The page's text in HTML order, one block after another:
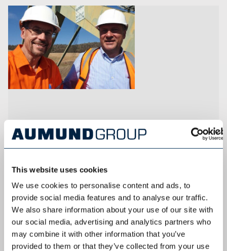
This website uses cookies
We use cookies to personalise content and ads, to
provide social media features and to analyse our traffic.
We also share information about your use of our site with
our social media, advertising and analytics partners who
may combine it with other information that you’ve
provided to them or that they’ve collected from your use
SCHADE LAGERTECHNIK
Giganten aus Stahl
SCHADE Inspektion im australischen Kohlerevier
Ein Absetzer, zwei Portalkratzer und ein Kreislager
ragen aus dem 3,800 Hektar großen Gelände
empor. Fast 10 Jahre führte die Kohlemine in